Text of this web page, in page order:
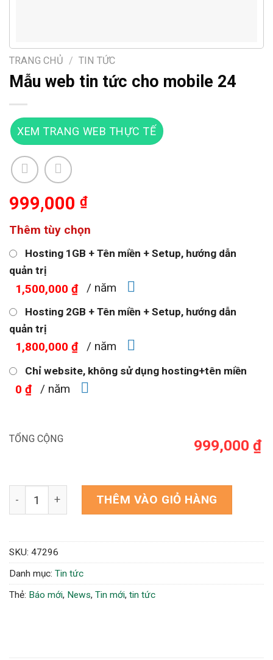
TRANG CHỦ / TIN TỨC
Mẫu web tin tức cho mobile 24
XEM TRANG WEB THỰC TẾ
999,000 ₫
Thêm tùy chọn
Hosting 1GB + Tên miền + Setup, hướng dẫn
quản trị
1,500,000 ₫ / năm
Hosting 2GB + Tên miền + Setup, hướng dẫn
quản trị
1,800,000 ₫ / năm
Chỉ website, không sử dụng hosting+tên miền
0 ₫ / năm
TỔNG CỘNG 999,000 ₫
Mẫu web tin tức cho mobile 24 số lượng
THÊM VÀO GIỎ HÀNG
SKU: 47296
Danh mục: Tin tức
Thẻ: Báo mới, News, Tin mới, tin tức